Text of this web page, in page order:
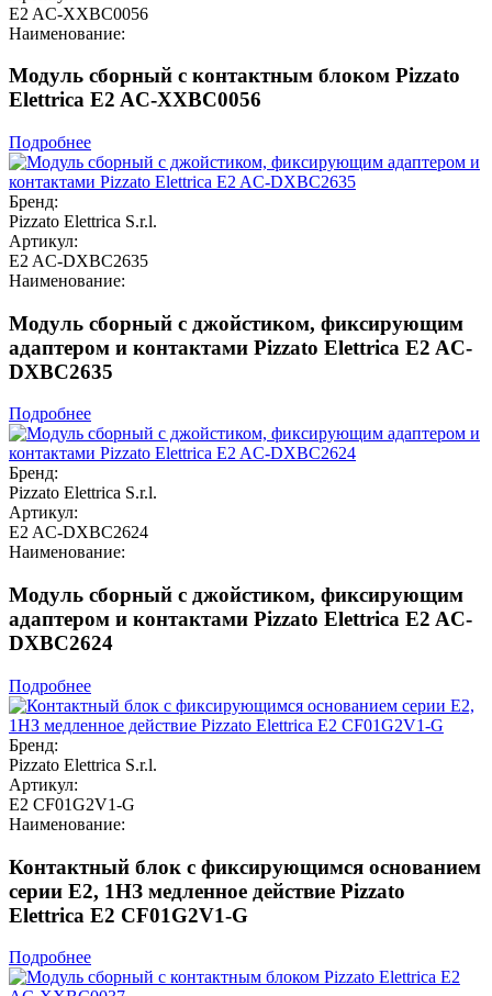
E2 AC-XXBC0056
Наименование:
Модуль сборный с контактным блоком Pizzato
Elettrica E2 AC-XXBC0056
Подробнее
Бренд:
Pizzato Elettrica S.r.l.
Артикул:
E2 AC-DXBC2635
Наименование:
Модуль сборный с джойстиком, фиксирующим
адаптером и контактами Pizzato Elettrica E2 AC-
DXBC2635
Подробнее
Бренд:
Pizzato Elettrica S.r.l.
Артикул:
E2 AC-DXBC2624
Наименование:
Модуль сборный с джойстиком, фиксирующим
адаптером и контактами Pizzato Elettrica E2 AC-
DXBC2624
Подробнее
Бренд:
Pizzato Elettrica S.r.l.
Артикул:
E2 CF01G2V1-G
Наименование:
Контактный блок с фиксирующимся основанием
серии E2, 1НЗ медленное действие Pizzato
Elettrica E2 CF01G2V1-G
Подробнее